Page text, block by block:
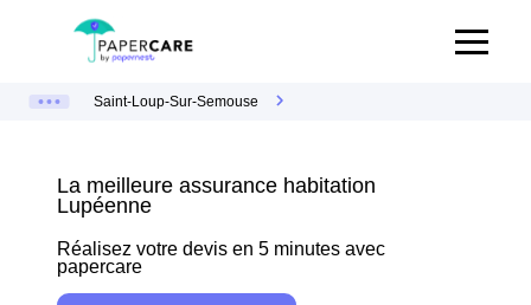
Saint-Loup-Sur-Semouse
La meilleure assurance habitation
Lupéenne
Réalisez votre devis en 5 minutes avec
papercare